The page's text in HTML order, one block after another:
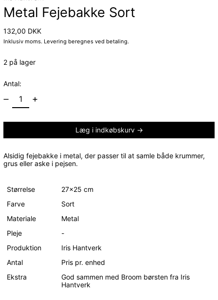
Metal Fejebakke Sort
Normalpris
132,00 DKK
Inklusiv moms. Levering beregnes ved betaling.
2 på lager
Antal:
Læg i indkøbskurv
Alsidig fejebakke i metal, der passer til at samle både krummer,
grus eller aske i pejsen.
Størrelse
27x25 cm
Farve
Sort
Materiale
Metal
Pleje
-
Produktion
Iris Hantverk
Antal
Pris pr. enhed
Ekstra
God sammen med Broom børsten fra Iris
Hantverk